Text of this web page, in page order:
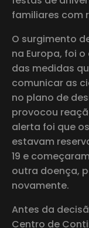
familiares com
O surgimento
na Europa, foi
das medidas
comunicar as
no plano de
provocou
alerta foi que
estavam
19 e
outra doença,
novamente.
Antes da
Centro de